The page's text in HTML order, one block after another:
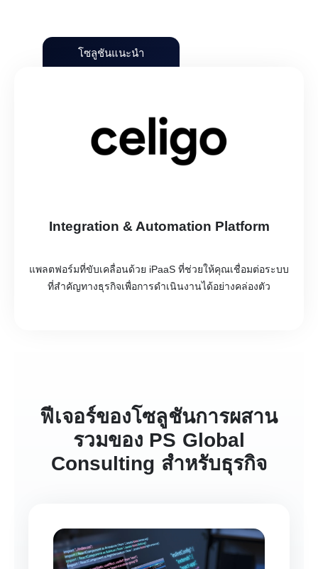
โซลูชันแนะนำ
Integration & Automation Platform
แพลตฟอร์มที่ขับเคลื่อนด้วย iPaaS ที่ช่วยให้คุณเชื่อมต่อระบบ
ที่สำคัญทางธุรกิจเพื่อการดำเนินงานได้อย่างคล่องตัว
ฟีเจอร์ของโซลูชันการผสาน
รวมของ PS Global
Consulting สำหรับธุรกิจ